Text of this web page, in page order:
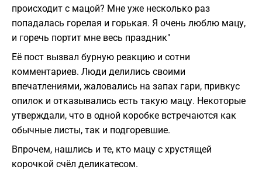
происходит с мацой? Мне уже несколько раз
попадалась горелая и горькая. Я очень люблю мацу,
и горечь портит мне весь праздник"
Её пост вызвал бурную реакцию и сотни
комментариев. Люди делились своими
впечатлениями, жаловались на запах гари, привкус
опилок и отказывались есть такую мацу. Некоторые
утверждали, что в одной коробке встречаются как
обычные листы, так и подгоревшие.
Впрочем, нашлись и те, кто мацу с хрустящей
корочкой счёл деликатесом.